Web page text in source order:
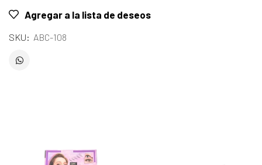
Agregar a la lista de deseos
SKU: ABC-108